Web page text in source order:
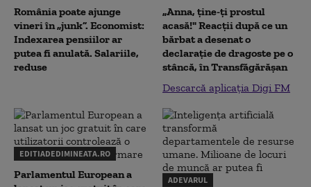
România poate ajunge
vineri în „junk”. Economist:
Indexarea pensiilor ar
putea fi anulată. Salariile,
reduse
„Anna, ţine-ţi prostul
acasă!" Reacţii după ce un
bărbat a desenat o
declaraţie de dragoste pe o
stâncă, în Transfăgărăşan
Descarcă aplicația Digi FM
EDITIADEDIMINEATA.RO
Parlamentul European a
ADEVARUL